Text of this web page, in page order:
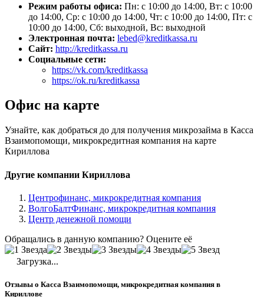
Режим работы офиса: Пн: с 10:00 до 14:00, Вт: с 10:00
до 14:00, Ср: с 10:00 до 14:00, Чт: с 10:00 до 14:00, Пт: с
10:00 до 14:00, Сб: выходной, Вс: выходной
Электронная почта: lebed@kreditkassa.ru
Сайт: http://kreditkassa.ru
Социальные сети:
https://vk.com/kreditkassa
https://ok.ru/kreditkassa
Офис на карте
Узнайте, как добраться до для получения микрозайма в Касса
Взаимопомощи, микрокредитная компания на карте
Кириллова
Другие компании Кириллова
Центрофинанс, микрокредитная компания
ВолгоБалтФинанс, микрокредитная компания
Центр денежной помощи
Обращались в данную компанию? Оцените её
Загрузка...
Отзывы о Касса Взаимопомощи, микрокредитная компания в
Кириллове